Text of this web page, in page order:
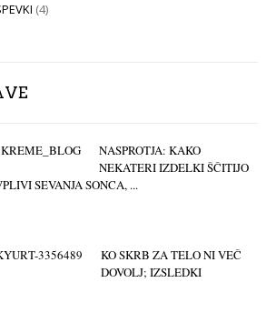
(4)
NASPROTJA: KAKO
NEKATERI IZDELKI ŠČITIJO
SEVANJA SONCA, ...
KO SKRB ZA TELO NI VEČ
DOVOLJ; IZSLEDKI